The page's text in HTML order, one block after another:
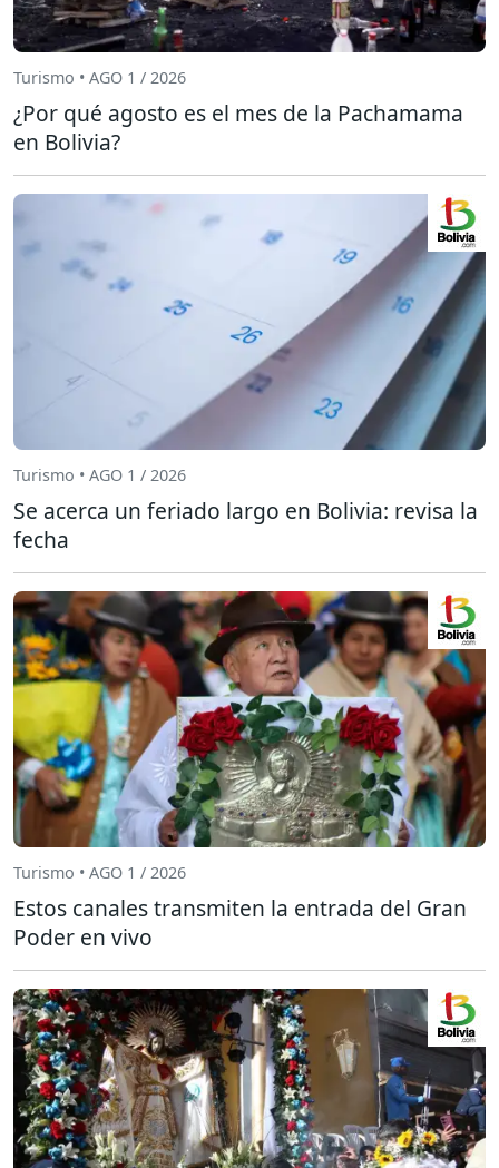
Turismo • AGO 1 / 2026
¿Por qué agosto es el mes de la Pachamama
en Bolivia?
Turismo • AGO 1 / 2026
Se acerca un feriado largo en Bolivia: revisa la
fecha
Turismo • AGO 1 / 2026
Estos canales transmiten la entrada del Gran
Poder en vivo